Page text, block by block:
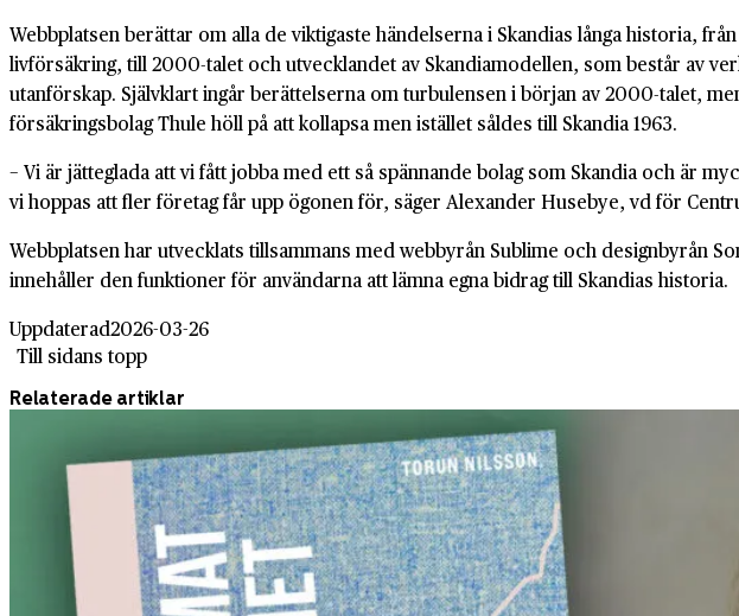
Webbplatsen berättar om alla de viktigaste händelserna i Skandias långa historia,
livförsäkring, till 2000-talet och utvecklandet av Skandiamodellen, som består av
utanförskap. Självklart ingår berättelserna om turbulensen i början av 2000-talet,
försäkringsbolag Thule höll på att kollapsa men istället såldes till Skandia 1963.
− Vi är jätteglada att vi fått jobba med ett så spännande bolag som Skandia och är
vi hoppas att fler företag får upp ögonen för, säger Alexander Husebye, vd för
Webbplatsen har utvecklats tillsammans med webbyrån Sublime och designbyrån
innehåller den funktioner för användarna att lämna egna bidrag till Skandias historia.
Uppdaterad2026-03-26
Till sidans topp
Relaterade artiklar